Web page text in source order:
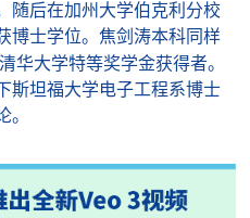
随后在加州大学伯克利分校
博士学位。焦剑涛本科同样
华大学特等奖学金获得者。
斯坦福大学电子工程系博士
。